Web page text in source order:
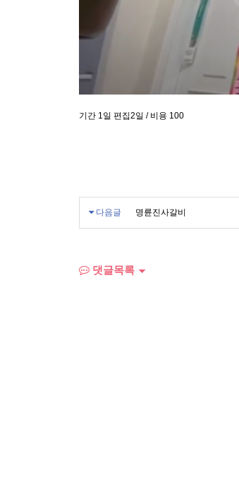
기간 1일 편집2일 / 비용 100
다음글 명륜진사갈비
댓글목록